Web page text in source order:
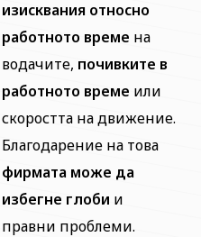
изисквания относно
работното време на
водачите, почивките в
работното време или
скоростта на движение.
Благодарение на това
фирмата може да
избегне глоби и
правни проблеми.